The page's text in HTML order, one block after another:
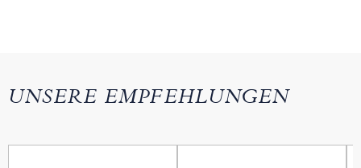
UNSERE EMPFEHLUNGEN